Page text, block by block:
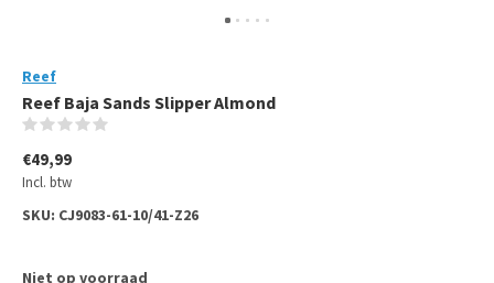
Reef
Reef Baja Sands Slipper Almond
€49,99
Incl. btw
SKU: CJ9083-61-10/41-Z26
Niet op voorraad